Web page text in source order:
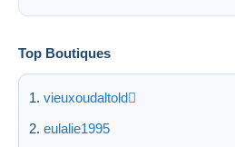
Top Boutiques
vieuxoudaltold
eulalie1995